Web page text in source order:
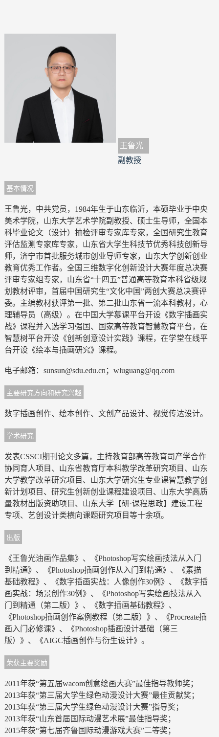
王鲁光
副教授
基本情况
王鲁光，中共党员，1984年生于山东临沂，本硕毕业于中央
美术学院，山东大学艺术学院副教授、硕士生导师，全国本
科毕业论文（设计）抽检评审专家库专家，全国研究生教育
评估监测专家库专家，山东省大学生科技节优秀科技创新导
师，济宁市首批服务城市创业导师专家，山东大学创新创业
教育优秀工作者。全国三维数字化创新设计大赛年度总决赛
评审专家组专家，山东省“十四五”普通高等教育本科省级规
划教材评审，首届中国研究生“文化中国”两创大赛总决赛评
委。主编教材获评第一批、第二批山东省一流本科教材，心
理辅导员（高级）。在中国大学慕课平台开设《数字插画实
战》课程并入选学习强国、国家高等教育智慧教育平台，在
智慧树平台开设《创新创意设计实践》课程，在学堂在线平
台开设《绘本与插画研究》课程。
电子邮箱：sunsun@sdu.edu.cn；wluguang@qq.com
主要研究方向和研究兴趣
数字插画创作、绘本创作、文创产品设计、视觉传达设计。
学术研究
发表CSSCI期刊论文多篇，主持教育部高等教育司产学合作
协同育人项目、山东省教育厅本科教学改革研究项目、山东
大学教学改革研究项目、山东大学研究生专业课智慧教学创
新计划项目、研究生创新创业课程建设项目、山东大学高质
量教材出版资助项目、山东大学【研·课程思政】建设工程
专项、艺创设计类横向课题研究项目等十余项。
出版
《王鲁光油画作品集》、《Photoshop写实绘画技法从入门
到精通》、《Photoshop插画创作从入门到精通》、《素描
基础教程》、《数字插画实战：人像创作30例》、《数字插
画实战：场景创作30例》、《Photoshop写实绘画技法从入
门到精通（第二版）》、《数字插画基础教程》、
《Photoshop插画创作案例教程（第二版）》、《Procreate插
画入门必修课》、《Photoshop插画设计基础（第三
版）》、《AIGC插画创作与衍生设计》。
荣获主要奖励
2011年获“第五届wacom创意绘画大赛”最佳指导教师奖；
2013年获“第三届大学生绿色动漫设计大赛”最佳贡献奖；
2013年获“第三届大学生绿色动漫设计大赛”指导奖；
2013年获“山东首届国际动漫艺术展”最佳指导奖；
2015年获“第七届齐鲁国际动漫游戏大赛”二等奖；